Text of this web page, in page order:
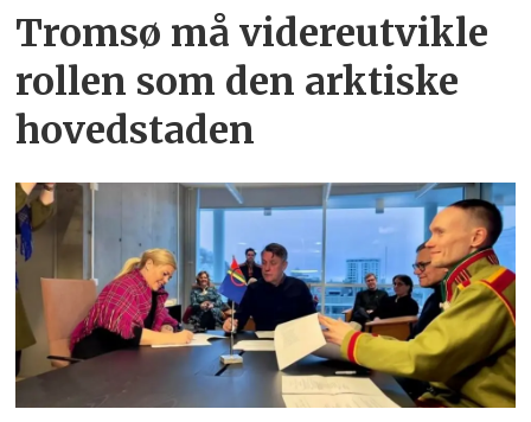
Tromsø må videreutvikle
rollen som den arktiske
hovedstaden